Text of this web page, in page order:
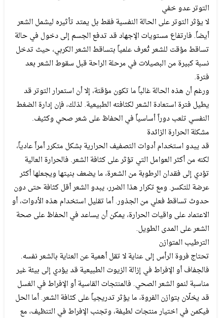
التوتر عدو خفي
لا يؤثر التوتر على الحالة النفسية فقط بل يمتد تأثيره ليشمل الشعر
أيضاً. فارتفاع مستويات الإجهاد قد تدفع الجسم إلى دخول في حالة
تساقط مؤقت للشعر تُعرف علمياً بتساقط الشعر الكربي، حيث تدخل
نسبة كبيرة من البصيلات في مرحلة الراحة قبل سقوط الشعر بعد
فترة.
ورغم أن هذه الحالة غالباً ما تكون مؤقتة، إلا أن استمرار التوتر قد
يطيل فترة استعادة الشعر لكثافته الطبيعية. لذلك، فإن إدارة الضغط
النفسي تلعب دوراً أساسياً في الحفاظ على شعر صحي وكثيف.
مشكلة الحرارة الزائدة
قد يبدو استخدام أدوات التصفيف الحرارية بشكل متكرر أمراً عادياً،
لكنه من أكثر العوامل التي تؤثر على كثافة الشعر. فالحرارة العالية
تؤدي إلى فقدان الرطوبة من الشعرة، ما يضعف بنيتها ويجعلها أكثر
عرضة للتكسر. ومع تكرار هذا الضرر، يبدو الشعر أقل كثافة حتى دون
حدوث تساقط فعلي من الجذور. أما تقليل استخدام هذه الأدوات، أو
الاعتماد على واقيات الحرارة، يمكن أن يساعد في الحفاظ على صحة
الشعر على المدى الطويل.
الترطيب المتوازن
تحتاج فروة الرأس إلى عناية لا تقل أهمية عن العناية بالشعر نفسه.
فالجفاف أو الإفراط في إزالة الزيوت الطبيعية قد يؤدي إلى بيئة غير
مناسبة لنمو الشعر الصحي. فالمنتجات القاسية أو الإفراط في الغسل
قد يخلّان بتوازن الفروة، ما يؤثر تدريجياً على كثافة الشعر. أما الحل
فيكمن في اختيار منتجات لطيفة، وتجنب الإفراط في التنظيف، مع